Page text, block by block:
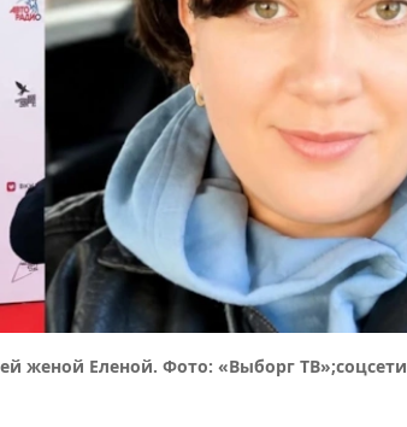
женой Еленой. Фото: «Выборг ТВ»;соцсети